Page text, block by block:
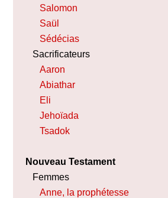
Salomon
Saül
Sédécias
Sacrificateurs
Aaron
Abiathar
Eli
Jehoïada
Tsadok
Nouveau Testament
Femmes
Anne, la prophétesse